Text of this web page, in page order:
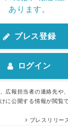
あります。
プレス登録
ログイン
広報担当者の連絡先や
に公開する情報が閲覧
プレスリリー